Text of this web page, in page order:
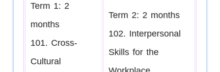
Term 1: 2
months
101. Cross-
Cultural
Term 2: 2 months
102. Interpersonal
Skills for the